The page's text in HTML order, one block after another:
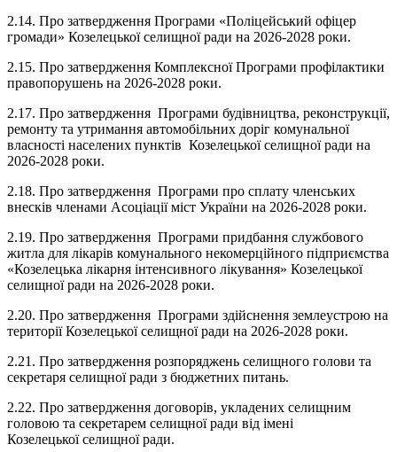
2.14. Про затвердження Програми «Поліцейський офіцер
громади» Козелецької селищної ради на 2026-2028 роки.
2.15. Про затвердження Комплексної Програми профілактики
правопорушень на 2026-2028 роки.
2.17. Про затвердження Програми будівництва, реконструкції,
ремонту та утримання автомобільних доріг комунальної
власності населених пунктів Козелецької селищної ради на
2026-2028 роки.
2.18. Про затвердження Програми про сплату членських
внесків членами Асоціації міст України на 2026-2028 роки.
2.19. Про затвердження Програми придбання службового
житла для лікарів комунального некомерційного підприємства
«Козелецька лікарня інтенсивного лікування» Козелецької
селищної ради на 2026-2028 роки.
2.20. Про затвердження Програми здійснення землеустрою на
території Козелецької селищної ради на 2026-2028 роки.
2.21. Про затвердження розпоряджень селищного голови та
секретаря селищної ради з бюджетних питань.
2.22. Про затвердження договорів, укладених селищним
головою та секретарем селищної ради від імені
Козелецької селищної ради.